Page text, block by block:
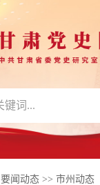
要闻动态 >> 市州动态